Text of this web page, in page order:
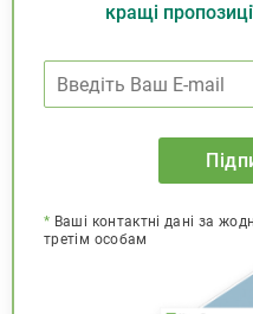
кращі
* Ваші контактні дані за
третім особам